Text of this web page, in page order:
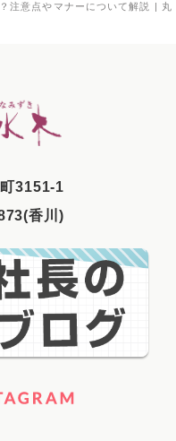
注意点やマナーについて解説 | 丸
3151-1
香川)